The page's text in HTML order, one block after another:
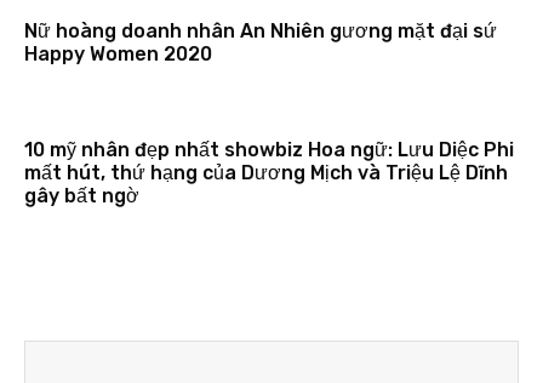
Nữ hoàng doanh nhân An Nhiên gương mặt đại sứ
Happy Women 2020
10 mỹ nhân đẹp nhất showbiz Hoa ngữ: Lưu Diệc Phi
mất hút, thứ hạng của Dương Mịch và Triệu Lệ Dĩnh
gây bất ngờ